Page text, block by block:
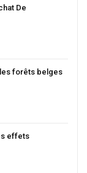
De
forêts belges
effets